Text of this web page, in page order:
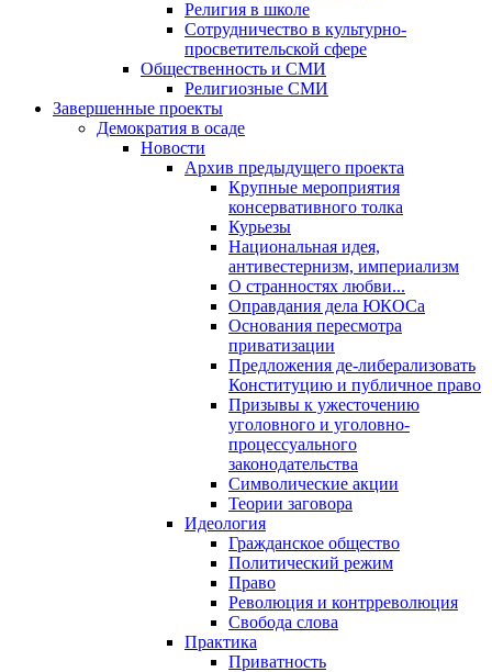
Религия в школе
Сотрудничество в культурно-
просветительской сфере
Общественность и СМИ
Религиозные СМИ
Завершенные проекты
Демократия в осаде
Новости
Архив предыдущего проекта
Крупные мероприятия
консервативного толка
Курьезы
Национальная идея,
антивестернизм, империализм
О странностях любви...
Оправдания дела ЮКОСа
Основания пересмотра
приватизации
Предложения де-либерализовать
Конституцию и публичное право
Призывы к ужесточению
уголовного и уголовно-
процессуального
законодательства
Символические акции
Теории заговора
Идеология
Гражданское общество
Политический режим
Право
Революция и контрреволюция
Свобода слова
Практика
Приватность